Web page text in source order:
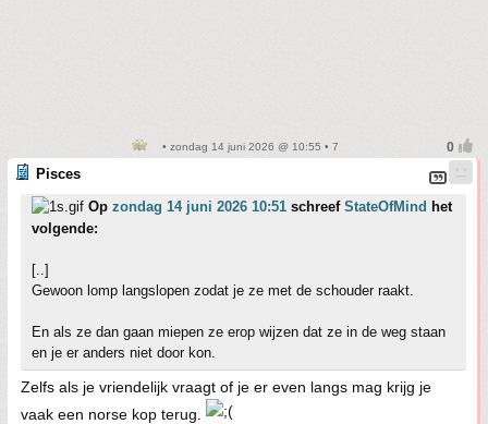
• zondag 14 juni 2026 @ 10:55 • 7
Pisces
Op zondag 14 juni 2026 10:51 schreef StateOfMind het
volgende:
[..]
Gewoon lomp langslopen zodat je ze met de schouder raakt.
En als ze dan gaan miepen ze erop wijzen dat ze in de weg staan
en je er anders niet door kon.
Zelfs als je vriendelijk vraagt of je er even langs mag krijg je
vaak een norse kop terug.